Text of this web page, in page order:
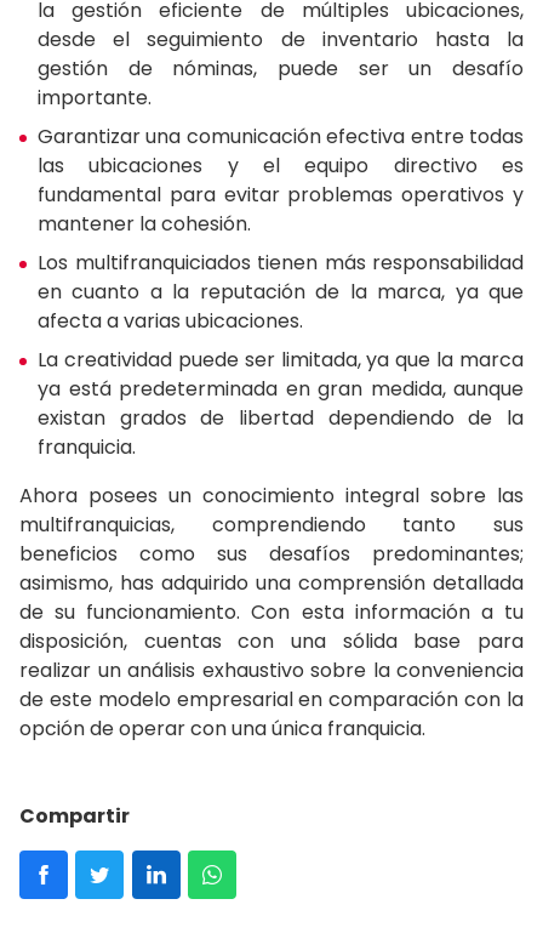
la gestión eficiente de múltiples ubicaciones,
desde el seguimiento de inventario hasta la
gestión de nóminas, puede ser un desafío
importante.
Garantizar una comunicación efectiva entre todas
las ubicaciones y el equipo directivo es
fundamental para evitar problemas operativos y
mantener la cohesión.
Los multifranquiciados tienen más responsabilidad
en cuanto a la reputación de la marca, ya que
afecta a varias ubicaciones.
La creatividad puede ser limitada, ya que la marca
ya está predeterminada en gran medida, aunque
existan grados de libertad dependiendo de la
franquicia.
Ahora posees un conocimiento integral sobre las
multifranquicias, comprendiendo tanto sus
beneficios como sus desafíos predominantes;
asimismo, has adquirido una comprensión detallada
de su funcionamiento. Con esta información a tu
disposición, cuentas con una sólida base para
realizar un análisis exhaustivo sobre la conveniencia
de este modelo empresarial en comparación con la
opción de operar con una única franquicia.
Compartir